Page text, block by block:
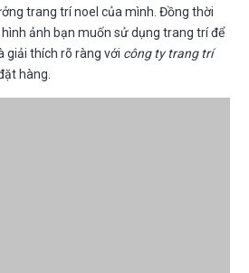
trang trí noel của mình. Đồng thời
ảnh bạn muốn sử dụng trang trí để
giải thích rõ ràng với công ty trang trí
hàng.